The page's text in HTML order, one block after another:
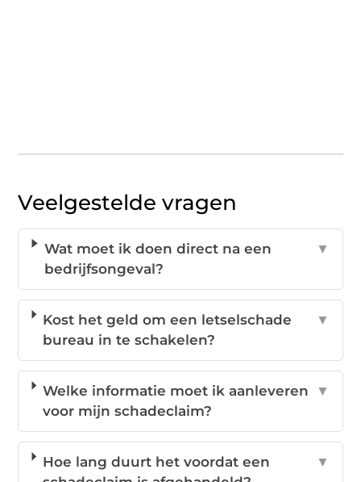
Veelgestelde vragen
Wat moet ik doen direct na een
bedrijfsongeval?
▼
Kost het geld om een letselschade
bureau in te schakelen?
▼
Welke informatie moet ik aanleveren
voor mijn schadeclaim?
▼
Hoe lang duurt het voordat een
▼